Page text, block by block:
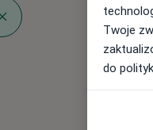
Twoje
do